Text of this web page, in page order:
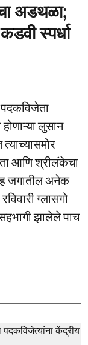
अडथळा;
स्पर्धा
पदकविजेता
लुसान
आणि श्रीलंकेचा
जगातील अनेक
ग्लासगो
झालेले पाच